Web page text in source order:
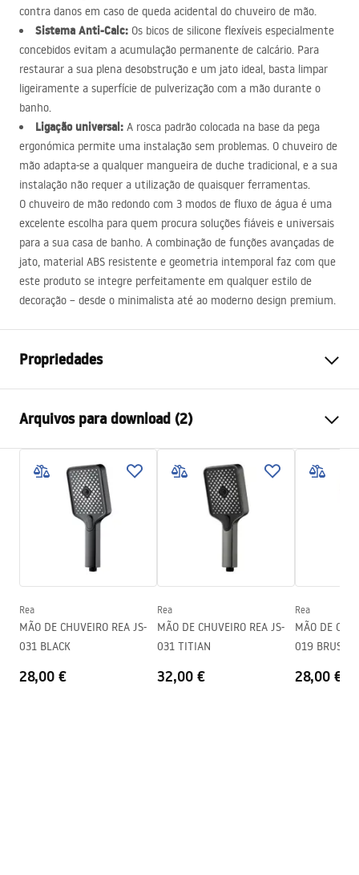
contra danos em caso de queda acidental do chuveiro de mão.
Sistema Anti-Calc: Os bicos de silicone flexíveis especialmente
concebidos evitam a acumulação permanente de calcário. Para
restaurar a sua plena desobstrução e um jato ideal, basta limpar
ligeiramente a superfície de pulverização com a mão durante o
banho.
Ligação universal: A rosca padrão colocada na base da pega
ergonómica permite uma instalação sem problemas. O chuveiro de
mão adapta-se a qualquer mangueira de duche tradicional, e a sua
instalação não requer a utilização de quaisquer ferramentas.
O chuveiro de mão redondo com 3 modos de fluxo de água é uma
excelente escolha para quem procura soluções fiáveis e universais
para a sua casa de banho. A combinação de funções avançadas de
jato, material ABS resistente e geometria intemporal faz com que
este produto se integre perfeitamente em qualquer estilo de
decoração – desde o minimalista até ao moderno design premium.
Propriedades
Materiais
Plástico, ABS
Método de instalação
Parafusado
Largura
110mm
mm
24 meses
Arquivos para download (2)
Pielęgnacja
Pielęgnacja.pdf
Warranty_Terms_and_Conditions_Accessories_-_24.pdf
Rea
MÃO DE CHUVEIRO REA JS-
031 BLACK
28,00 €
Rea
MÃO DE CHUVEIRO REA JS-
031 TITIAN
32,00 €
Rea
MÃO DE
019 BRUSH
28,00 €